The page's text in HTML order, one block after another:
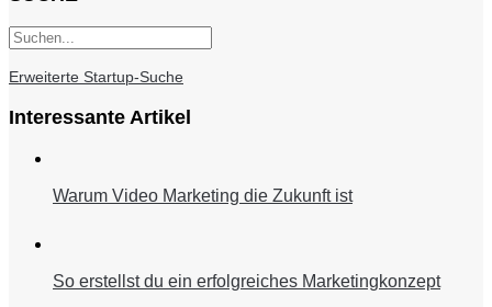
Erweiterte Startup-Suche
Interessante Artikel
Warum Video Marketing die Zukunft ist
So erstellst du ein erfolgreiches Marketingkonzept